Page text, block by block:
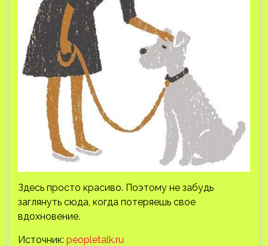
Здесь просто красиво. Поэтому не забудь
заглянуть сюда, когда потеряешь свое
вдохновение.
Источник: peopletalk.ru